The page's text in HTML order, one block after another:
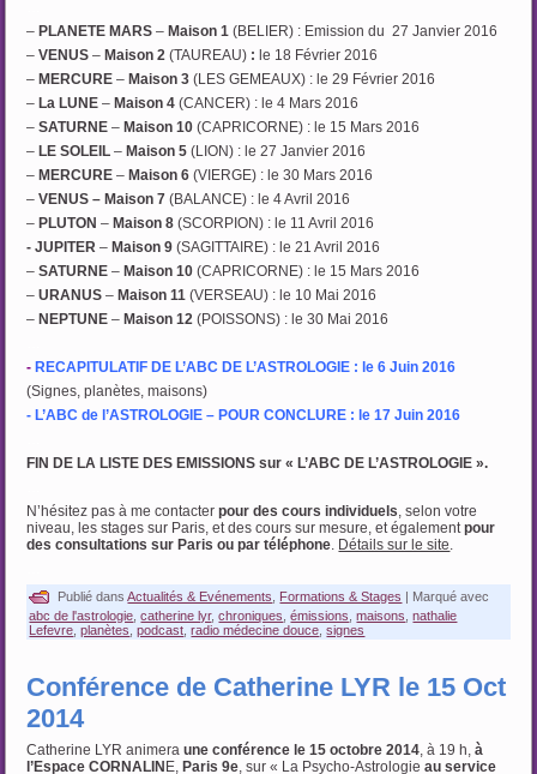
– PLANETE MARS – Maison 1(BELIER) : Emission du 27 Janvier 2016
–VENUS– Maison 2(TAUREAU) : le 18 Février 2016
– MERCURE– Maison 3 (LES GEMEAUX) : le 29 Février 2016
– La LUNE – Maison 4 (CANCER) : le 4 Mars 2016
–SATURNE – Maison 10 (CAPRICORNE) : le 15 Mars 2016
– LE SOLEIL – Maison 5(LION) : le 27 Janvier 2016
– MERCURE– Maison 6 (VIERGE) : le 30 Mars 2016
–VENUS – Maison 7(BALANCE) : le 4 Avril 2016
– PLUTON – Maison 8 (SCORPION) : le 11 Avril 2016
- JUPITER – Maison 9 (SAGITTAIRE) : le 21 Avril 2016
–SATURNE – Maison 10 (CAPRICORNE) : le 15 Mars 2016
–URANUS – Maison 11 (VERSEAU) : le 10 Mai 2016
– NEPTUNE– Maison 12 (POISSONS) : le 30 Mai 2016
- RECAPITULATIF DE L’ABC DE L’ASTROLOGIE : le 6 Juin 2016
(Signes, planètes, maisons)
- L’ABC de l’ASTROLOGIE – POUR CONCLURE : le 17 Juin 2016
FIN DE LA LISTE DES EMISSIONS sur « L’ABC DE L’ASTROLOGIE ».
N’hésitez pas à me contacterpour des cours individuels, selon votre
niveau, les stages sur Paris, et des cours sur mesure, et égalementpour
des consultations sur Paris ou par téléphone. Détails sur le site.
Publié dans Actualités & Evénements Formations & Stages
Marqué avec
abc de l'astrologie,catherine lyr,chroniques,émissions,maisons,nathalie
Lefevre,planètes,podcast,radio médecine douce,signes
Conférence de Catherine LYR le 15 Oct
2014
Catherine LYR animeraune conférence le 15 octobre 2014, à 19 h,à
l’Espace CORNALIN E, Paris 9e, sur « La Psycho-Astrologieau service